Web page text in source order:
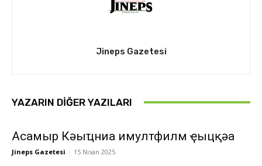
Jineps Gazetesi
YAZARIN DIĞER YAZILARI
Асҭамыр Кәыҵниа имултфилм ҿыцқәа
Jineps Gazetesi - 15 Nisan 2025